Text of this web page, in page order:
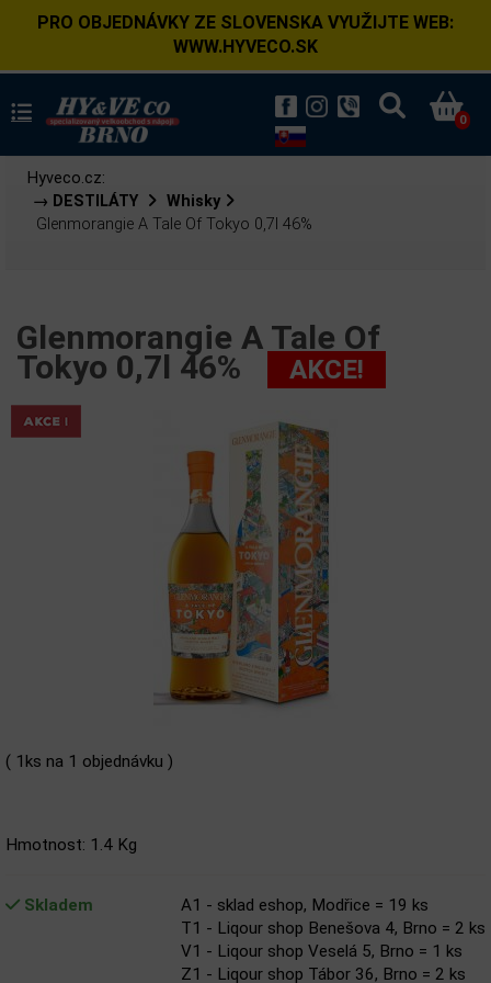
PRO OBJEDNÁVKY ZE SLOVENSKA VYUŽIJTE WEB:
WWW.HYVECO.SK
0
Hyveco.cz:
→ DESTILÁTY
Whisky
Glenmorangie A Tale Of Tokyo 0,7l 46%
Glenmorangie A Tale Of
Tokyo 0,7l 46% AKCE!
( 1ks na 1 objednávku )
Hmotnost: 1.4 Kg
Skladem
A1 - sklad eshop, Modřice = 19 ks
T1 - Liqour shop Benešova 4, Brno = 2 ks
V1 - Liqour shop Veselá 5, Brno = 1 ks
Z1 - Liqour shop Tábor 36, Brno = 2 ks